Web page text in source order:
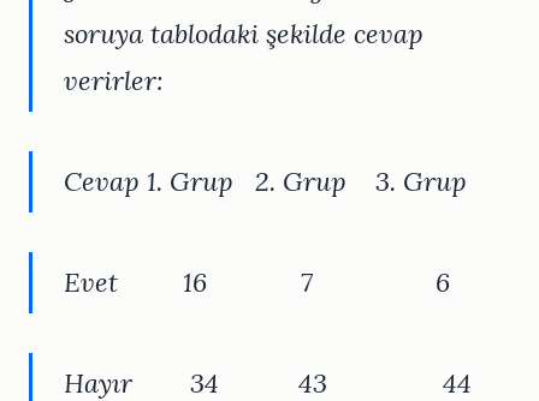
soruya tablodaki şekilde cevap
verirler:
Cevap 1. Grup 2. Grup 3. Grup
Evet 16 7 6
Hayır 34 43 44